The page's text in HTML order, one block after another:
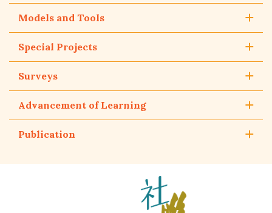
Models and Tools
Special Projects
Surveys
Advancement of Learning
Publication